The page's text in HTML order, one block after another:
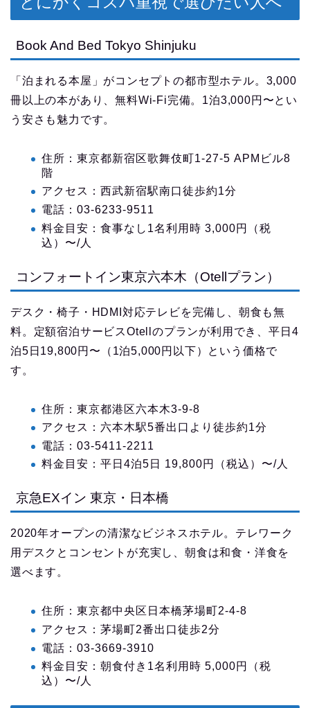
Book And Bed Tokyo Shinjuku
「泊まれる本屋」がコンセプトの都市型ホテル。3,000
冊以上の本があり、無料Wi-Fi完備。1泊3,000円〜とい
う安さも魅力です。
住所：東京都新宿区歌舞伎町1-27-5 APMビル8
階
アクセス：西武新宿駅南口徒歩約1分
電話：03-6233-9511
料金目安：食事なし1名利用時 3,000円（税
込）〜/人
コンフォートイン東京六本木（Otellプラン）
デスク・椅子・HDMI対応テレビを完備し、朝食も無
料。定額宿泊サービスOtellのプランが利用でき、平日4
泊5日19,800円〜（1泊5,000円以下）という価格で
す。
住所：東京都港区六本木3-9-8
アクセス：六本木駅5番出口より徒歩約1分
電話：03-5411-2211
料金目安：平日4泊5日 19,800円（税込）〜/人
京急EXイン 東京・日本橋
2020年オープンの清潔なビジネスホテル。テレワーク
用デスクとコンセントが充実し、朝食は和食・洋食を
選べます。
住所：東京都中央区日本橋茅場町2-4-8
アクセス：茅場町2番出口徒歩2分
電話：03-3669-3910
料金目安：朝食付き1名利用時 5,000円（税
込）〜/人